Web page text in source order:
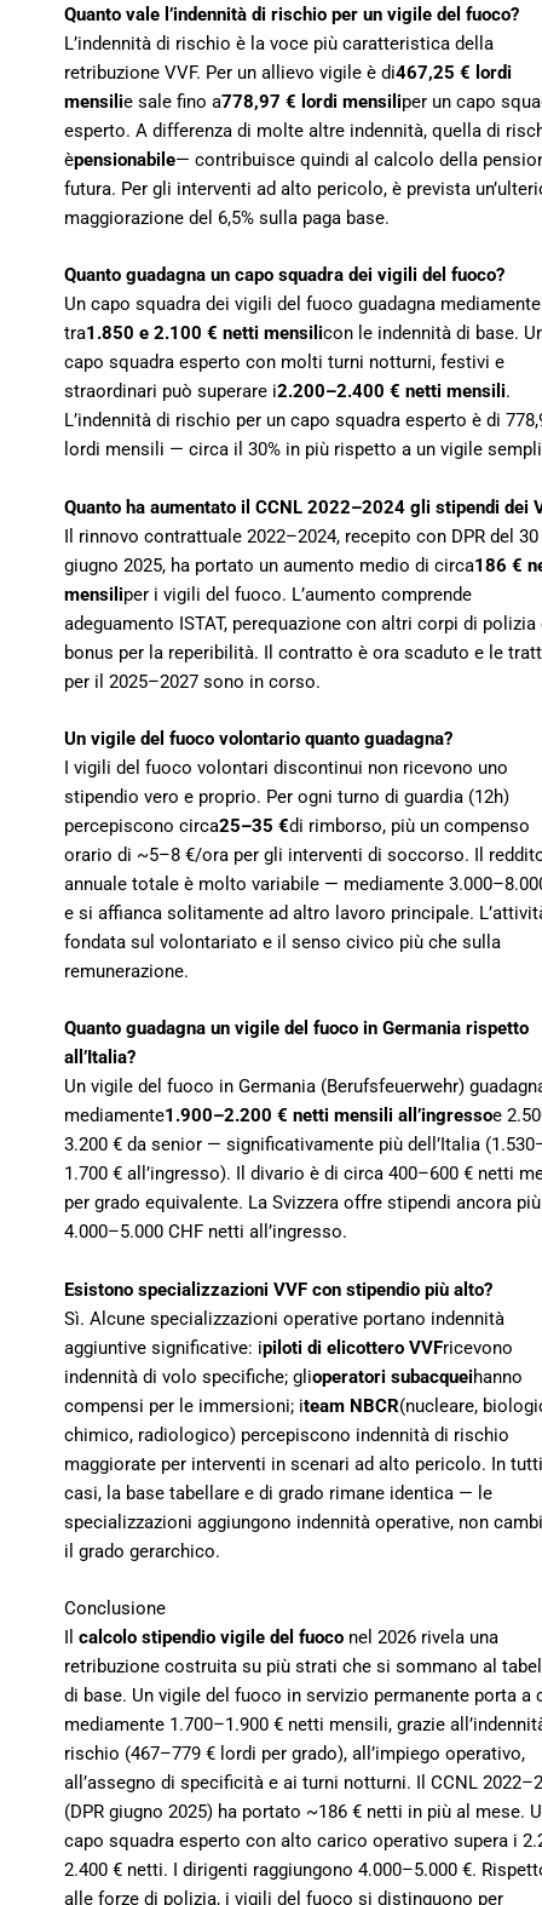
Quanto vale l’indennità di rischio per un vigile del fuoco?
L’indennità di rischio è la voce più caratteristica della
retribuzione VVF. Per un allievo vigile è di467,25 € lordi
mensilie sale fino a778,97 € lordi mensiliper un capo
esperto. A differenza di molte altre indennità, quella di
èpensionabile— contribuisce quindi al calcolo della
futura. Per gli interventi ad alto pericolo, è prevista
maggiorazione del 6,5% sulla paga base.
Quanto guadagna un capo squadra dei vigili del fuoco?
Un capo squadra dei vigili del fuoco guadagna mediamente
tra1.850 e 2.100 € netti mensilicon le indennità di base.
capo squadra esperto con molti turni notturni, festivi e
straordinari può superare i2.200–2.400 € netti mensili.
L’indennità di rischio per un capo squadra esperto è di
lordi mensili — circa il 30% in più rispetto a un vigile
Quanto ha aumentato il CCNL 2022–2024 gli stipendi dei
Il rinnovo contrattuale 2022–2024, recepito con DPR del 30
giugno 2025, ha portato un aumento medio di circa186 €
mensiliper i vigili del fuoco. L’aumento comprende
adeguamento ISTAT, perequazione con altri corpi di polizia
bonus per la reperibilità. Il contratto è ora scaduto e le
per il 2025–2027 sono in corso.
Un vigile del fuoco volontario quanto guadagna?
I vigili del fuoco volontari discontinui non ricevono uno
stipendio vero e proprio. Per ogni turno di guardia (12h)
percepiscono circa25–35 €di rimborso, più un compenso
orario di ~5–8 €/ora per gli interventi di soccorso. Il
annuale totale è molto variabile — mediamente
e si affianca solitamente ad altro lavoro principale.
fondata sul volontariato e il senso civico più che sulla
remunerazione.
Quanto guadagna un vigile del fuoco in Germania rispetto
all’Italia?
Un vigile del fuoco in Germania (Berufsfeuerwehr)
mediamente1.900–2.200 € netti mensili all’ingressoe
3.200 € da senior — significativamente più dell’Italia
1.700 € all’ingresso). Il divario è di circa 400–600 € netti
per grado equivalente. La Svizzera offre stipendi ancora
4.000–5.000 CHF netti all’ingresso.
Esistono specializzazioni VVF con stipendio più alto?
Sì. Alcune specializzazioni operative portano indennità
aggiuntive significative: ipiloti di elicottero VVFricevono
indennità di volo specifiche; glioperatori subacqueihanno
compensi per le immersioni; iteam NBCR(nucleare,
chimico, radiologico) percepiscono indennità di rischio
maggiorate per interventi in scenari ad alto pericolo. In
casi, la base tabellare e di grado rimane identica — le
specializzazioni aggiungono indennità operative, non
il grado gerarchico.
Conclusione
Il calcolo stipendio vigile del fuoconel 2026 rivela una
retribuzione costruita su più strati che si sommano al
di base. Un vigile del fuoco in servizio permanente porta a
mediamente 1.700–1.900 € netti mensili, grazie
rischio (467–779 € lordi per grado), all’impiego operativo,
all’assegno di specificità e ai turni notturni. Il CCNL
(DPR giugno 2025) ha portato ~186 € netti in più al mese.
capo squadra esperto con alto carico operativo supera i
2.400 € netti. I dirigenti raggiungono 4.000–5.000 €.
alle forze di polizia, i vigili del fuoco si distinguono per